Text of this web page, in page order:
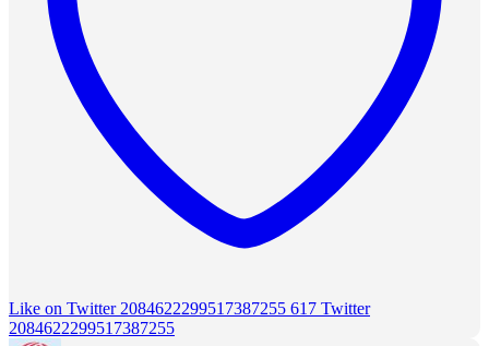
Like on Twitter 2084622299517387255 617 Twitter
2084622299517387255